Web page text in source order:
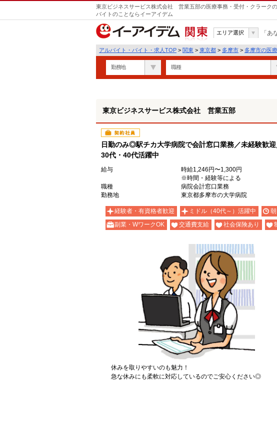
東京ビジネスサービス株式会社 営業五部の医療事務・受付・クラーク
バイトのことならイーアイデム
関東
エリア選択 「
アルバイト・バイト・求人TOP > 関東 > 東京都 > 多摩市 > 多摩市の医
勤務地 職種
東京ビジネスサービス株式会社 営業五部
契約社員
日勤のみ◎駅チカ大学病院で会計窓口業務／未経験歓
30代・40代活躍中
給与
時給1,246円〜1,300円
※時間・経験等による
職種
病院会計窓口業務
勤務地
東京都多摩市の大学病院
経験者・有資格者歓迎 ミドル（40代～）活躍中 朝
副業・WワークOK
交通費支給 社会保険あり
休みを取りやすいのも魅力！
急な休みにも柔軟に対応しているのでご安心ください◎